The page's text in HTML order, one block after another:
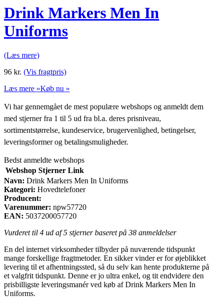
Drink Markers Men In
Uniforms
(Læs mere)
96 kr. (Vis fragtpris)
Læs mere »Køb nu »
Vi har gennemgået de mest populære webshops og anmeldt dem
med stjerner fra 1 til 5 ud fra bl.a. deres prisniveau,
sortimentstørrelse, kundeservice, brugervenlighed, betingelser,
leveringsformer og betalingsmuligheder.
Bedst anmeldte webshops
Webshop Stjerner Link
Navn: Drink Markers Men In Uniforms
Kategori: Hovedtelefoner
Producent:
Varenummer: npw57720
EAN: 5037200057720
Vurderet til 4 ud af 5 stjerner baseret på 38 anmeldelser
En del internet virksomheder tilbyder på nuværende tidspunkt
mange forskellige fragtmetoder. En sikker vinder er for øjeblikket
levering til et afhentningssted, så du selv kan hente produkterne på
et valgfrit tidspunkt. Denne er jo ultra enkel, og tit endvidere den
prisbilligste leveringsmanér ved køb af Drink Markers Men In
Uniforms.